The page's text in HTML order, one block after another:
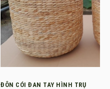
ĐÔN CÓI ĐAN TAY HÌNH TRỤ